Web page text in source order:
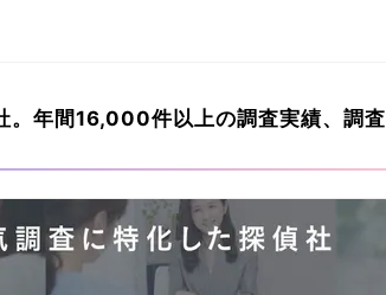
。年間16,000件以上の調査実績、調査